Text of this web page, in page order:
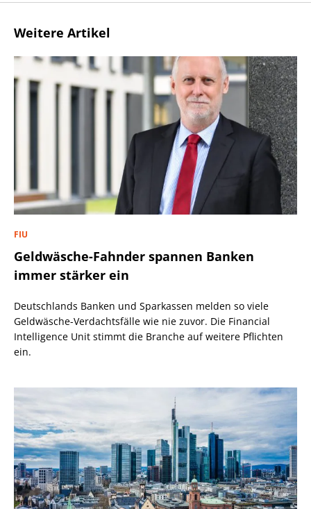
Weitere Artikel
FIU
Geldwäsche-Fahnder spannen Banken
immer stärker ein
Deutschlands Banken und Sparkassen melden so viele
Geldwäsche-Verdachtsfälle wie nie zuvor. Die Financial
Intelligence Unit stimmt die Branche auf weitere Pflichten
ein.